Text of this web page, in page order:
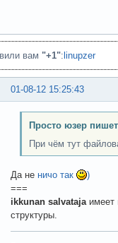
вам "+1": linupzer
01-08-12 15:25:43
Просто юзер
При чём тут
Да не ничо так
)
===
ikkunan salvatajaимеет
структуры.